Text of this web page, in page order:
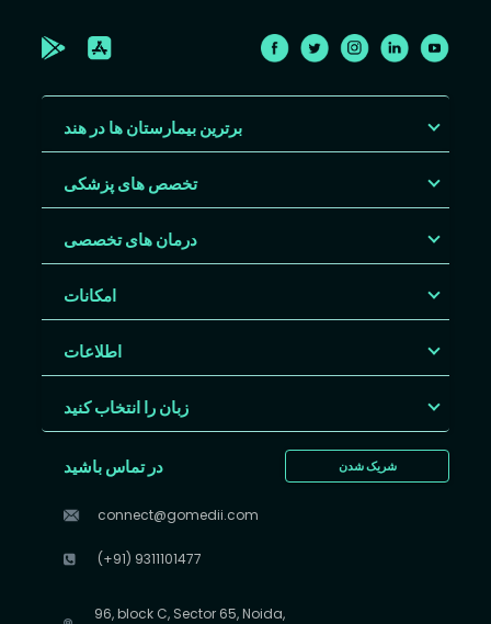
برترین بیمارستان ها در هند
تخصص های پزشکی
درمان های تخصصی
امکانات
اطلاعات
زبان را انتخاب کنید
شریک شدن در تماس باشید
connect@gomedii.com
(+91) 9311101477
96, block C, Sector 65, Noida,